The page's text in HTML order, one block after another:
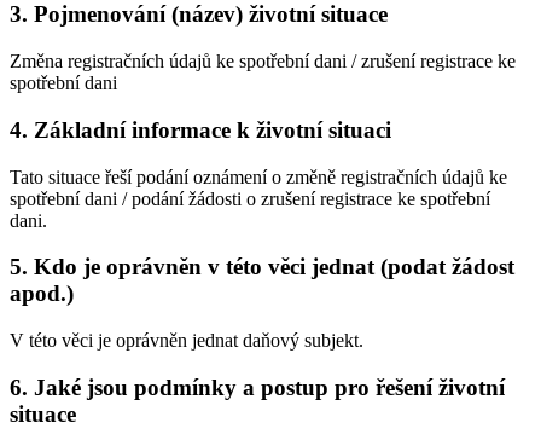
3. Pojmenování (název) životní situace
Změna registračních údajů ke spotřební dani / zrušení registrace ke
spotřební dani
4. Základní informace k životní situaci
Tato situace řeší podání oznámení o změně registračních údajů ke
spotřební dani / podání žádosti o zrušení registrace ke spotřební
dani.
5. Kdo je oprávněn v této věci jednat (podat žádost
apod.)
V této věci je oprávněn jednat daňový subjekt.
6. Jaké jsou podmínky a postup pro řešení životní
situace